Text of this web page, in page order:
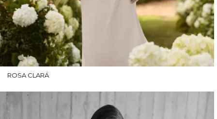
ROSA CLARÁ